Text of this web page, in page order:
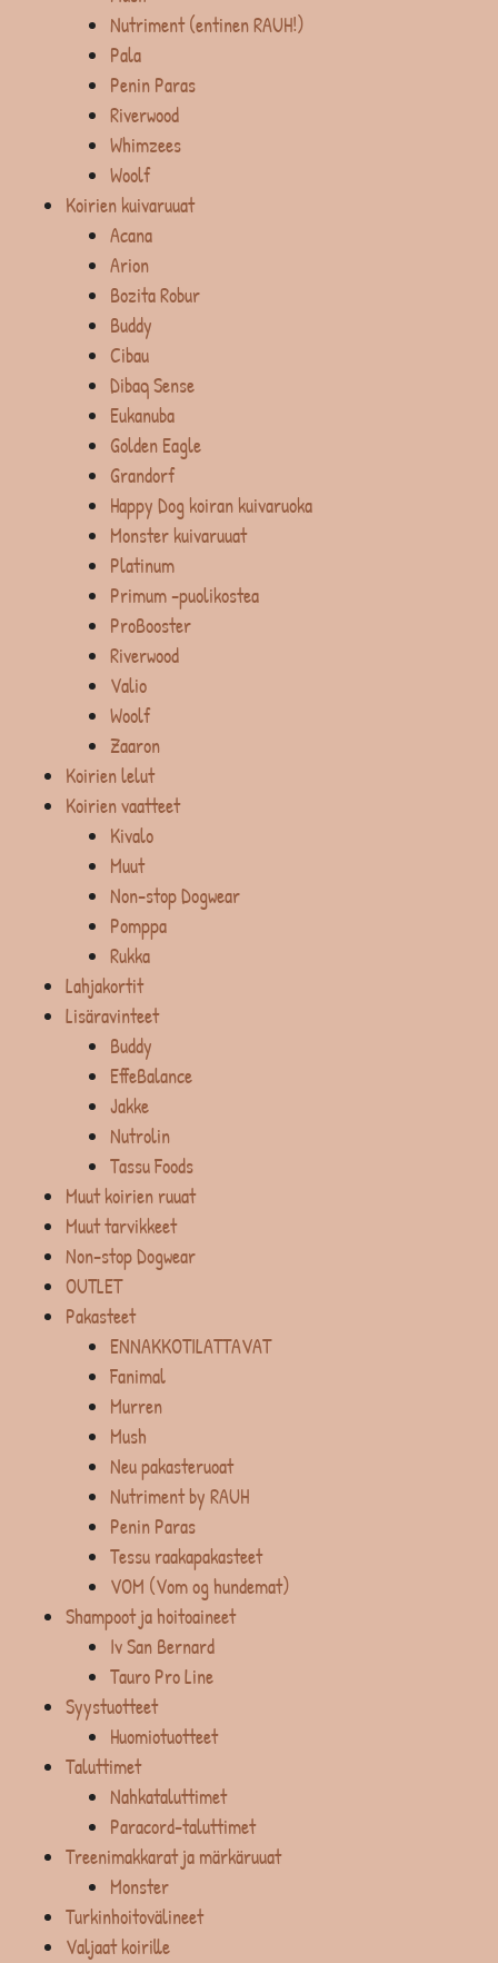
Nutriment (entinen RAUH!)
Pala
Penin Paras
Riverwood
Whimzees
Woolf
Koirien kuivaruuat
Acana
Arion
Bozita Robur
Buddy
Cibau
Dibaq Sense
Eukanuba
Golden Eagle
Grandorf
Happy Dog koiran kuivaruoka
Monster kuivaruuat
Platinum
Primum -puolikostea
ProBooster
Riverwood
Valio
Woolf
Zaaron
Koirien lelut
Koirien vaatteet
Kivalo
Muut
Non-stop Dogwear
Pomppa
Rukka
Lahjakortit
Lisäravinteet
Buddy
EffeBalance
Jakke
Nutrolin
Tassu Foods
Muut koirien ruuat
Muut tarvikkeet
Non-stop Dogwear
OUTLET
Pakasteet
ENNAKKOTILATTAVAT
Fanimal
Murren
Mush
Neu pakasteruoat
Nutriment by RAUH
Penin Paras
Tessu raakapakasteet
VOM (Vom og hundemat)
Shampoot ja hoitoaineet
Iv San Bernard
Tauro Pro Line
Syystuotteet
Huomiotuotteet
Taluttimet
Nahkataluttimet
Paracord-taluttimet
Treenimakkarat ja märkäruuat
Monster
Turkinhoitovälineet
Valjaat koirille